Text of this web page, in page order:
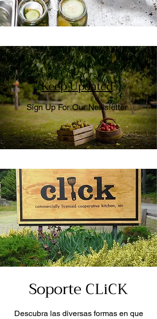
Keep Updated
Sign Up For Our Newsletter
Soporte CLiCK
Descubra las diversas formas en que